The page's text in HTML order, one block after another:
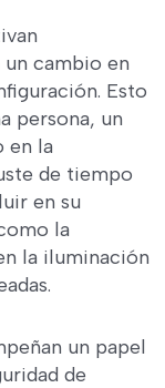
cambio en
Esto
persona, un
en la
de tiempo
en su
la
la iluminación
un papel
de